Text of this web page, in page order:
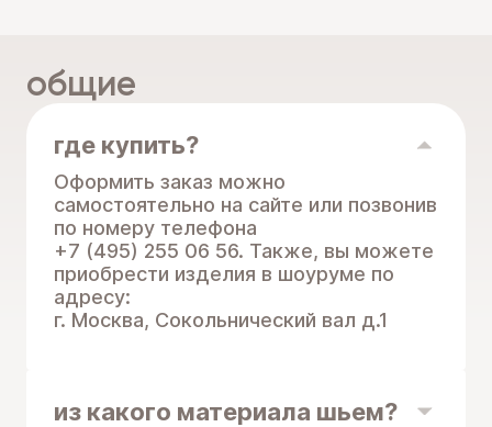
общие
где купить?
Оформить заказ можно
самостоятельно на сайте или позвонив
по номеру телефона
+7 (495) 255 06 56. Также, вы можете
приобрести изделия в шоуруме по
адресу:
г. Москва, Сокольнический вал д.1
из какого материала шьем?